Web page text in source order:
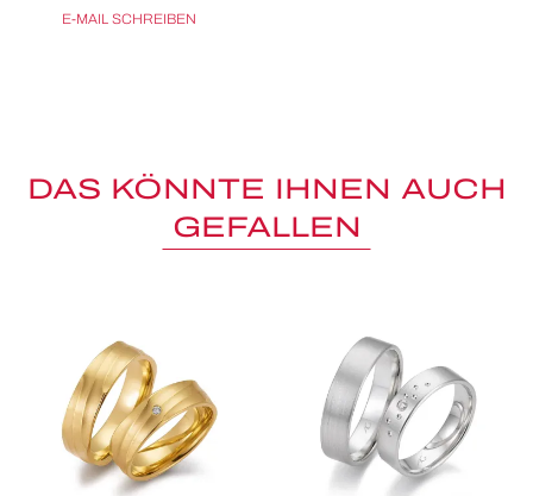
E-MAIL SCHREIBEN
DAS KÖNNTE IHNEN AUCH
GEFALLEN